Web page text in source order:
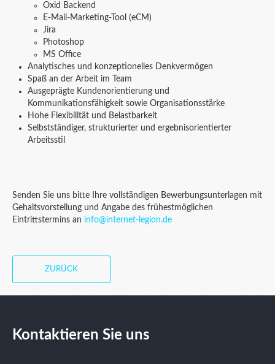
Oxid Backend
E-Mail-Marketing-Tool (eCM)
Jira
Photoshop
MS Office
Analytisches und konzeptionelles Denkvermögen
Spaß an der Arbeit im Team
Ausgeprägte Kundenorientierung und
Kommunikationsfähigkeit sowie Organisationsstärke
Hohe Flexibilität und Belastbarkeit
Selbstständiger, strukturierter und ergebnisorientierter
Arbeitsstil
Senden Sie uns bitte Ihre vollständigen Bewerbungsunterlagen mit
Gehaltsvorstellung und Angabe des frühestmöglichen
Eintrittstermins an info@internet-legion.de
ZURÜCK
Kontaktieren Sie uns